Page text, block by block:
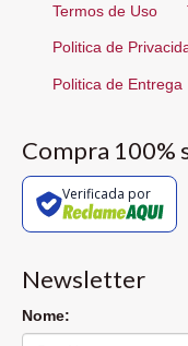
Termos de Uso
Politica de
Politica de Entrega
Compra 100%
Verificada por
Newsletter
Nome: